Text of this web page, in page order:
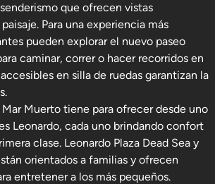
que ofrecen vistas
Para una experiencia más
pueden explorar el nuevo paseo
caminar, correr o hacer recorridos en
en silla de ruedas garantizan la
Muerto tiene para ofrecer desde uno
Leonardo, cada uno brindando confort
clase. Leonardo Plaza Dead Sea y
orientados a familias y ofrecen
entretener a los más pequeños.